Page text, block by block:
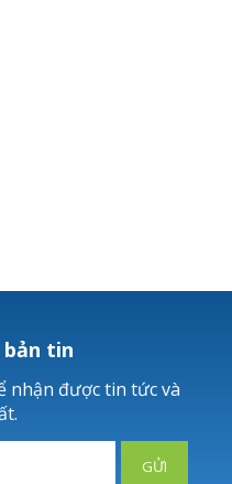
tin
nhận được tin tức và
GỬI